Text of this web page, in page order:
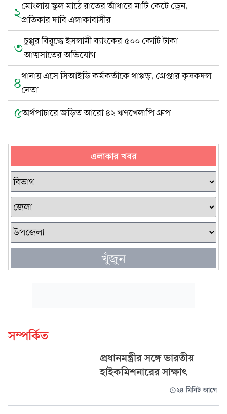
২মোংলায় স্কুল মাঠে রাতের আঁধারে মাটি কেটে ড্রেন,
প্রতিকার দাবি এলাকাবাসীর
৩চুপ্পুর বিরুদ্ধে ইসলামী ব্যাংকের ৫০০ কোটি টাকা
আত্মসাতের অভিযোগ
৪থানায় এসে সিআইডি কর্মকর্তাকে থাপ্পড়, গ্রেপ্তার কৃষকদল
নেতা
৫অর্থপাচারে জড়িত আরো ৪২ ঋণখেলাপি গ্রুপ
এলাকার খবর
খুঁজুন
সম্পর্কিত
প্রধানমন্ত্রীর সঙ্গে ভারতীয়
হাইকমিশনারের সাক্ষাৎ
২৪ মিনিট আগে